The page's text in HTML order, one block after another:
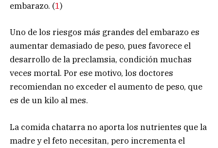
embarazo. (1)
Uno de los riesgos más grandes del embarazo es
aumentar demasiado de peso, pues favorece el
desarrollo de la preclamsia, condición muchas
veces mortal. Por ese motivo, los doctores
recomiendan no exceder el aumento de peso, que
es de un kilo al mes.
La comida chatarra no aporta los nutrientes que la
madre y el feto necesitan, pero incrementa el